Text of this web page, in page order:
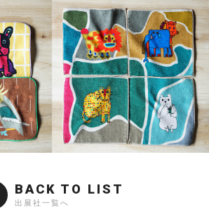
BACK TO LIST
出展社一覧へ